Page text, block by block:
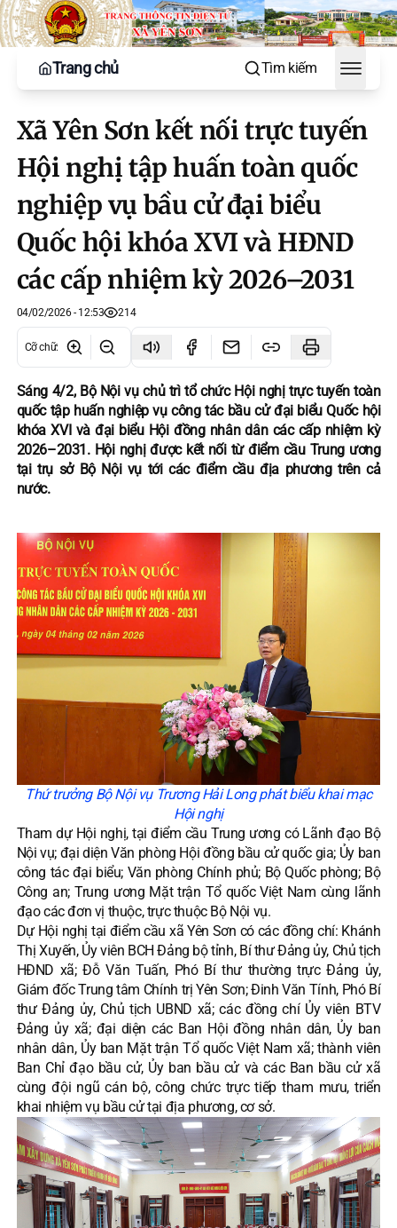
Trang chủ Tìm kiếm
Toggle
Xã Yên Sơn kết nối trực tuyến
Hội nghị tập huấn toàn quốc
nghiệp vụ bầu cử đại biểu
Quốc hội khóa XVI và HĐND
các cấp nhiệm kỳ 2026–2031
04/02/2026 - 12:53 214
Cỡ chữ:
Sáng 4/2, Bộ Nội vụ chủ trì tổ chức Hội nghị trực tuyến toàn
quốc tập huấn nghiệp vụ công tác bầu cử đại biểu Quốc hội
khóa XVI và đại biểu Hội đồng nhân dân các cấp nhiệm kỳ
2026–2031. Hội nghị được kết nối từ điểm cầu Trung ương
tại trụ sở Bộ Nội vụ tới các điểm cầu địa phương trên cả
nước.
Thứ trưởng Bộ Nội vụ Trương Hải Long phát biểu khai mạc
Hội nghị
Tham dự Hội nghị, tại điểm cầu Trung ương có Lãnh đạo Bộ
Nội vụ; đại diện Văn phòng Hội đồng bầu cử quốc gia; Ủy ban
công tác đại biểu; Văn phòng Chính phủ; Bộ Quốc phòng; Bộ
Công an; Trung ương Mặt trận Tổ quốc Việt Nam cùng lãnh
đạo các đơn vị thuộc, trực thuộc Bộ Nội vụ.
Dự Hội nghị tại điểm cầu xã Yên Sơn có các đồng chí: Khánh
Thị Xuyến, Ủy viên BCH Đảng bộ tỉnh, Bí thư Đảng ủy, Chủ tịch
HĐND xã; Đỗ Văn Tuấn, Phó Bí thư thường trực Đảng ủy,
Giám đốc Trung tâm Chính trị Yên Sơn; Đinh Văn Tính, Phó Bí
thư Đảng ủy, Chủ tịch UBND xã; các đồng chí Ủy viên BTV
Đảng ủy xã; đại diện các Ban Hội đồng nhân dân, Ủy ban
nhân dân, Ủy ban Mặt trận Tổ quốc Việt Nam xã; thành viên
Ban Chỉ đạo bầu cử, Ủy ban bầu cử và các Ban bầu cử xã
cùng đội ngũ cán bộ, công chức trực tiếp tham mưu, triển
khai nhiệm vụ bầu cử tại địa phương, cơ sở.